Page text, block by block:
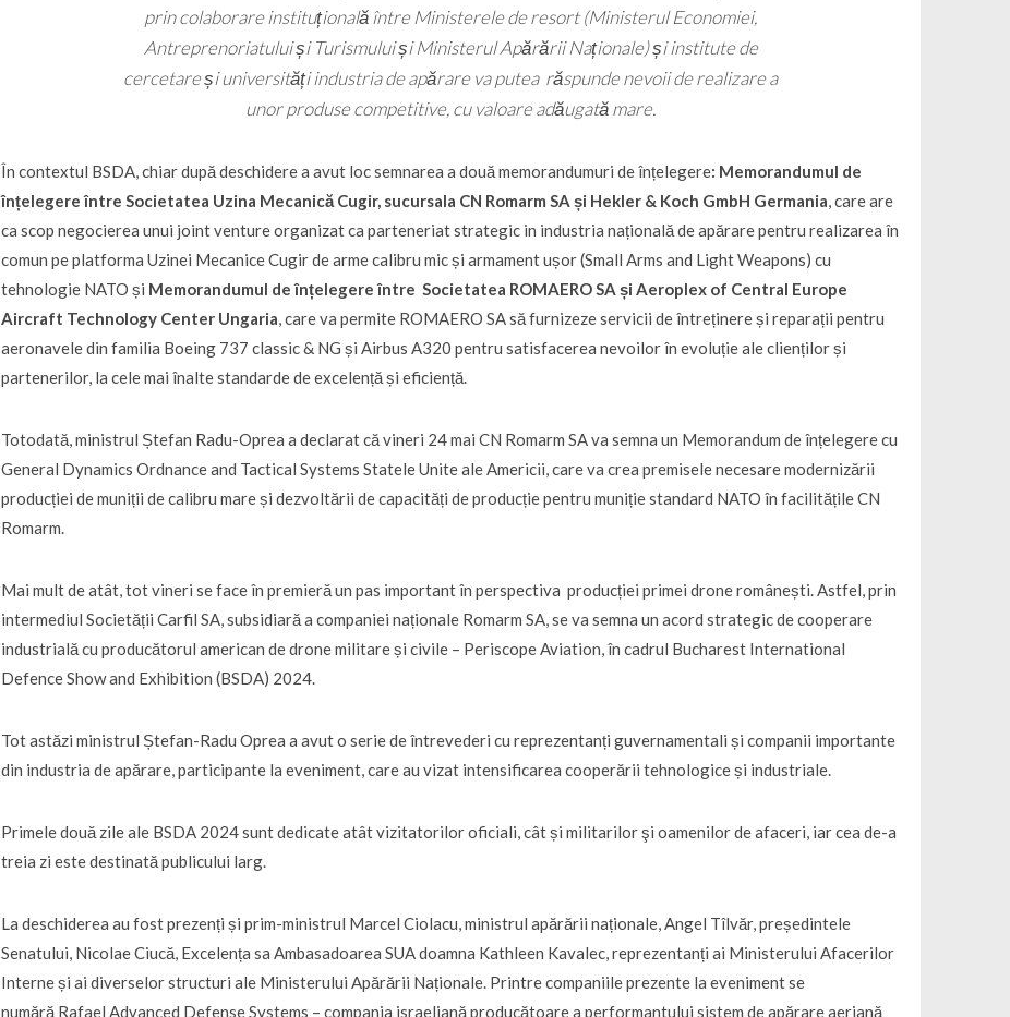
prin colaborare instituțională între Ministerele de resort (Ministerul Economiei,
Antreprenoriatului și Turismului și Ministerul Apărării Naționale) și institute de
cercetare și universități industria de apărare va putea răspunde nevoii de realizare a
unor produse competitive, cu valoare adăugată mare.
În contextul BSDA, chiar după deschidere a avut loc semnarea a două memorandumuri de înțelegere: Memorandumul de
înțelegere între Societatea Uzina Mecanică Cugir, sucursala CN Romarm SA și Hekler & Koch GmbH Germania, care are
ca scop negocierea unui joint venture organizat ca parteneriat strategic in industria națională de apărare pentru realizarea în
comun pe platforma Uzinei Mecanice Cugir de arme calibru mic și armament ușor (Small Arms and Light Weapons) cu
tehnologie NATO și Memorandumul de înțelegere între Societatea ROMAERO SA și Aeroplex of Central Europe
Aircraft Technology Center Ungaria, care va permite ROMAERO SA să furnizeze servicii de întreținere și reparații pentru
aeronavele din familia Boeing 737 classic & NG și Airbus A320 pentru satisfacerea nevoilor în evoluție ale clienților și
partenerilor, la cele mai înalte standarde de excelență și eficiență.
Totodată, ministrul Ștefan Radu-Oprea a declarat că vineri 24 mai CN Romarm SA va semna un Memorandum de înțelegere cu
General Dynamics Ordnance and Tactical Systems Statele Unite ale Americii, care va crea premisele necesare modernizării
producției de muniții de calibru mare și dezvoltării de capacități de producție pentru muniție standard NATO în facilitățile CN
Romarm.
Mai mult de atât, tot vineri se face în premieră un pas important în perspectiva producției primei drone românești. Astfel, prin
intermediul Societății Carfil SA, subsidiară a companiei naționale Romarm SA, se va semna un acord strategic de cooperare
industrială cu producătorul american de drone militare și civile – Periscope Aviation, în cadrul Bucharest International
Defence Show and Exhibition (BSDA) 2024.
Tot astăzi ministrul Ștefan-Radu Oprea a avut o serie de întrevederi cu reprezentanți guvernamentali și companii importante
din industria de apărare, participante la eveniment, care au vizat intensificarea cooperării tehnologice și industriale.
Primele două zile ale BSDA 2024 sunt dedicate atât vizitatorilor oficiali, cât și militarilor şi oamenilor de afaceri, iar cea de-a
treia zi este destinată publicului larg.
La deschiderea au fost prezenți și prim-ministrul Marcel Ciolacu,ministrul apărării naționale, Angel Tîlvăr, președintele
Senatului, Nicolae Ciucă, Excelența sa Ambasadoarea SUA doamna Kathleen Kavalec, reprezentanți ai Ministerului Afacerilor
Interne și ai diverselor structuri ale Ministerului Apărării Naționale. Printre companiile prezente la eveniment se
numără Rafael Advanced Defense Systems – compania israeliană producătoare a performantului sistem de apărare aeriană